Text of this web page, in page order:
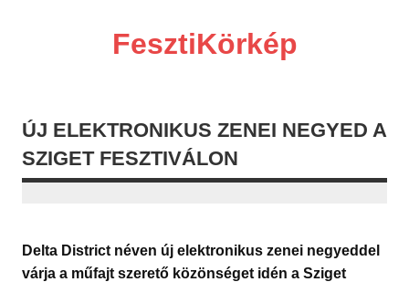
FesztiKörkép
ÚJ ELEKTRONIKUS ZENEI NEGYED A
SZIGET FESZTIVÁLON
Delta District néven új elektronikus zenei negyeddel
várja a műfajt szerető közönséget idén a Sziget